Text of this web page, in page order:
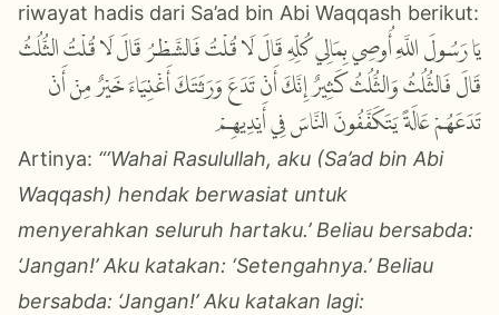
riwayat hadis dari Sa’ad bin Abi Waqqash berikut:
يَا رَسُولَ اللَّهِ أُوصِي بِمَالِي كُلِّهِ قَالَ لَا قُلْتُ فَالشَّطْرُ قَالَ لَا قُلْتُ الثُّلُثُ
قَالَ فَالثُّلُثُ وَالثُّلُثُ كَثِيرٌ إِنَّكَ أَنْ تَدَعَ وَرَثَتَكَ أَغْنِيَاءَ خَيْرٌ مِنْ أَنْ
تَدَعَهُمْ عَالَةً يَتَكَفَّفُونَ النَّاسَ فِي أَيْدِيهِمْ
Artinya: “‘Wahai Rasulullah, aku (Sa’ad bin Abi
Waqqash) hendak berwasiat untuk
menyerahkan seluruh hartaku.’ Beliau bersabda:
‘Jangan!’ Aku katakan: ‘Setengahnya.’ Beliau
bersabda: ‘Jangan!’ Aku katakan lagi: